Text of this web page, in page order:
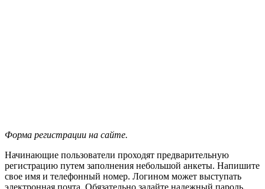
Форма регистрации на сайте.
Начинающие пользователи проходят предварительную
регистрацию путем заполнения небольшой анкеты. Напишите
свое имя и телефонный номер. Логином может выступать